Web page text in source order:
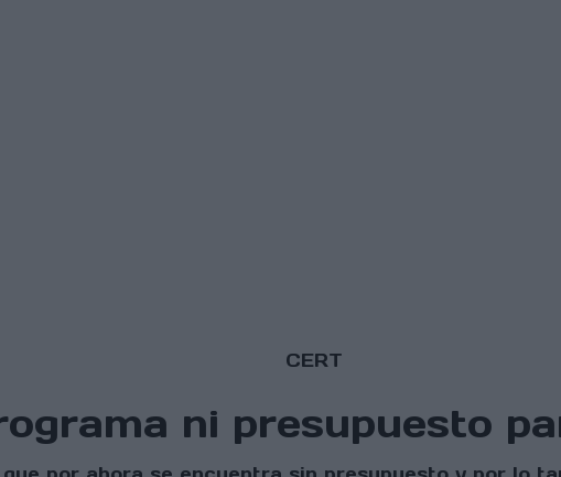
CERT
ni presupuesto